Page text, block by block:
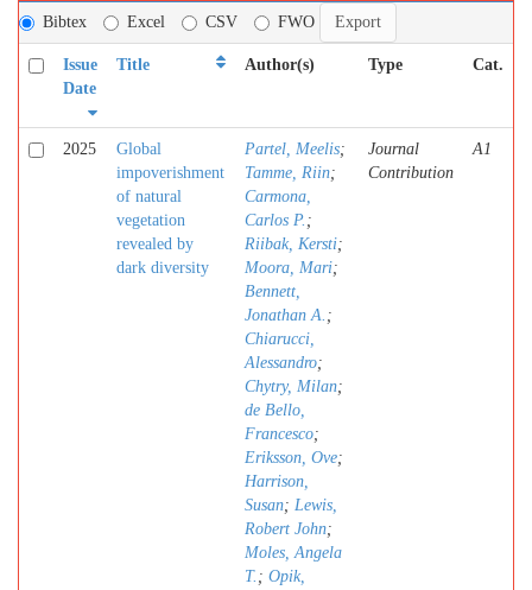
Bibtex Excel CSV FWO
Issue
Date
Title Author(s) Type Cat.
2025
Global
impoverishment
of natural
vegetation
revealed by
dark diversity
Partel, Meelis;
Tamme, Riin;
Carmona,
Carlos P. ;
Riibak, Kersti;
Moora, Mari;
Bennett,
Jonathan A. ;
Chiarucci,
Alessandro;
Chytry, Milan;
de Bello,
Francesco;
Eriksson, Ove;
Harrison,
Susan; Lewis,
Robert John;
Moles, Angela
T. ; Opik,
Journal
Contribution
A1